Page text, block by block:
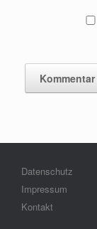
Datenschutz
Impressum
Kontakt